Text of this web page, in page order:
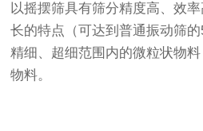
以摇摆筛具有筛分精度高、效
长的特点（可达到普通振动筛
精细、超细范围内的微粒状物
物料。